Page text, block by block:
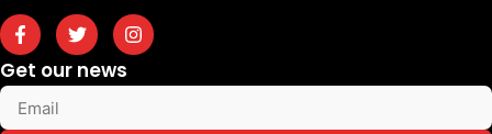
Get our news